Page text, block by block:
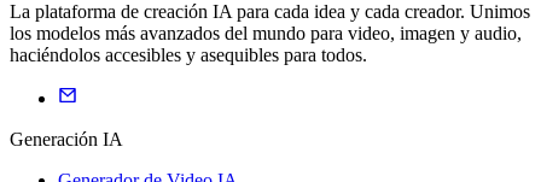
La plataforma de creación IA para cada idea y cada creador. Unimos
los modelos más avanzados del mundo para video, imagen y audio,
haciéndolos accesibles y asequibles para todos.
Generación IA